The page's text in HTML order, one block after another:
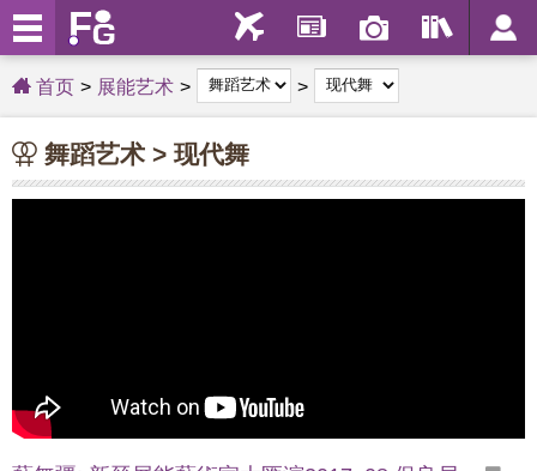
首页 展能艺术
舞蹈艺术 > 现代舞